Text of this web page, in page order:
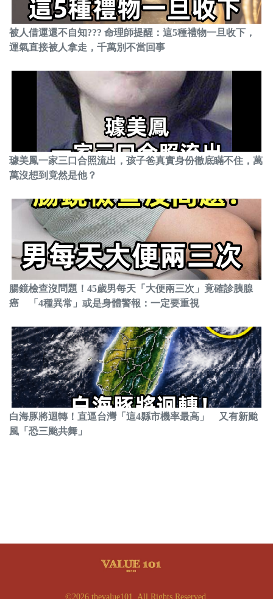
被人借運還不自知??? 命理師提醒：這5種禮物一旦收下，
運氣直接被人拿走，千萬別不當回事
璩美鳳一家三口合照流出，孩子爸真實身份徹底瞞不住，萬
萬沒想到竟然是他？
腸鏡檢查沒問題！45歲男每天「大便兩三次」竟確診胰腺
癌 「4種異常」或是身體警報：一定要重視
白海豚將迴轉！直逼台灣「這4縣市機率最高」 又有新颱
風「恐三颱共舞」
©2026 thevalue101. All Rights Reserved.